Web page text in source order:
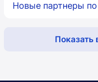
Новые партнеры
Показать